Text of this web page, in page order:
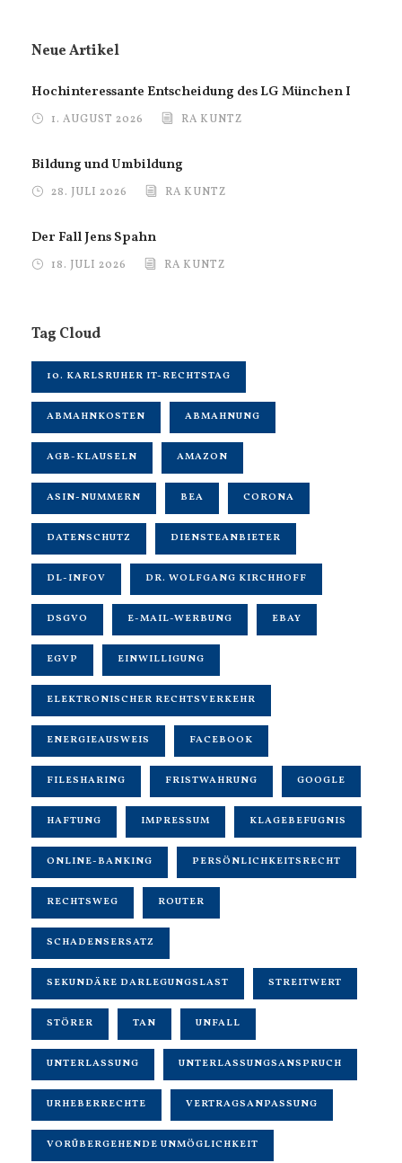
Neue Artikel
Hochinteressante Entscheidung des LG München I
1. AUGUST 2026 RA KUNTZ
Bildung und Umbildung
28. JULI 2026 RA KUNTZ
Der Fall Jens Spahn
18. JULI 2026 RA KUNTZ
Tag Cloud
10. KARLSRUHER IT-RECHTSTAG
ABMAHNKOSTEN ABMAHNUNG
AGB-KLAUSELN AMAZON
ASIN-NUMMERN BEA CORONA
DATENSCHUTZ DIENSTEANBIETER
DL-INFOV DR. WOLFGANG KIRCHHOFF
DSGVO E-MAIL-WERBUNG EBAY
EGVP EINWILLIGUNG
ELEKTRONISCHER RECHTSVERKEHR
ENERGIEAUSWEIS FACEBOOK
FILESHARING FRISTWAHRUNG GOOGLE
HAFTUNG IMPRESSUM KLAGEBEFUGNIS
ONLINE-BANKING PERSÖNLICHKEITSRECHT
RECHTSWEG ROUTER
SCHADENSERSATZ
SEKUNDÄRE DARLEGUNGSLAST STREITWERT
STÖRER TAN UNFALL
UNTERLASSUNG UNTERLASSUNGSANSPRUCH
URHEBERRECHTE VERTRAGSANPASSUNG
VORÜBERGEHENDE UNMÖGLICHKEIT